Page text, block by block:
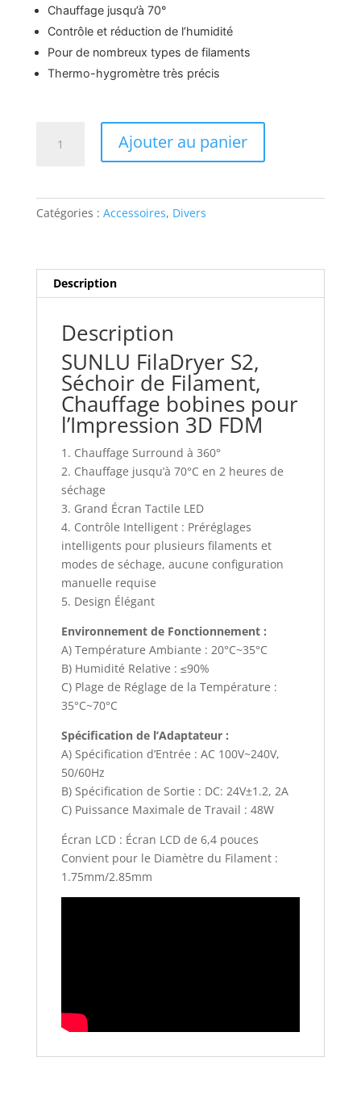
Chauffage jusqu’à 70°
Contrôle et réduction de l’humidité
Pour de nombreux types de filaments
Thermo-hygromètre très précis
filaments
SUNLU
Ajouter au panier
Catégories : Accessoires, Divers
Description
Description
SUNLU FilaDryer S2,
Séchoir de Filament,
Chauffage bobines pour
l’Impression 3D FDM
1. Chauffage Surround à 360°
2. Chauffage jusqu’à 70°C en 2 heures de
séchage
3. Grand Écran Tactile LED
4. Contrôle Intelligent : Préréglages
intelligents pour plusieurs filaments et
modes de séchage, aucune configuration
manuelle requise
5. Design Élégant
Environnement de Fonctionnement :
A) Température Ambiante : 20°C~35°C
B) Humidité Relative : ≤90%
C) Plage de Réglage de la Température :
35°C~70°C
Spécification de l’Adaptateur :
A) Spécification d’Entrée : AC 100V~240V,
50/60Hz
B) Spécification de Sortie : DC: 24V±1.2, 2A
C) Puissance Maximale de Travail : 48W
Écran LCD : Écran LCD de 6,4 pouces
Convient pour le Diamètre du Filament :
1.75mm/2.85mm